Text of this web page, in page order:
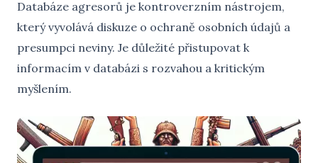
Databáze agresorů je kontroverzním nástrojem,
který vyvolává diskuze o ochraně osobních údajů a
presumpci neviny. Je důležité přistupovat k
informacím v databázi s rozvahou a kritickým
myšlením.